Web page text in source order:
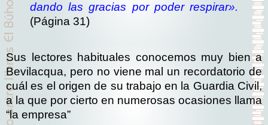
dando las gracias por poder respirar».
(Página 31)
Sus lectores habituales conocemos muy bien a
Bevilacqua, pero no viene mal un recordatorio de
cuál es el origen de su trabajo en la Guardia Civil,
a la que por cierto en numerosas ocasiones llama
“la empresa”